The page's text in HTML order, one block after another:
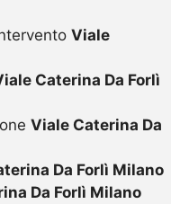
Viale
Caterina Da Forlì
Viale Caterina Da
Da Forlì Milano
Da Forlì Milano